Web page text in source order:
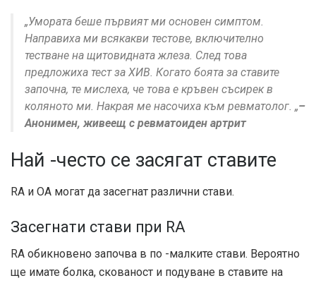
„Умората беше първият ми основен симптом.
Направиха ми всякакви тестове, включително
тестване на щитовидната жлеза. След това
предложиха тест за ХИВ. Когато боята за ставите
започна, те мислеха, че това е кръвен съсирек в
коляното ми. Накрая ме насочиха към ревматолог. „–
Анонимен, живеещ с ревматоиден артрит
Най -често се засягат ставите
RA и OA могат да засегнат различни стави.
Засегнати стави при RA
RA обикновено започва в по -малките стави. Вероятно
ще имате болка, скованост и подуване в ставите на